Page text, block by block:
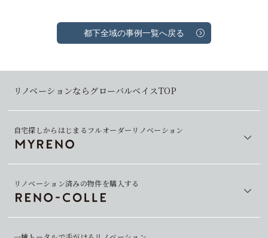
都下全域の事例一覧へ戻る
リノベーションならグローバルベイスTOP
自宅探しからはじまるフルオーダーリノベーション
リノベーション済みの物件を購入する